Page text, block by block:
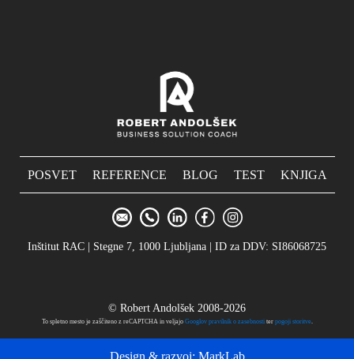
POSVET REFERENCE BLOG TEST KNJIGA
Inštitut RAC | Stegne 7, 1000 Ljubljana | ID za DDV: SI86068725
© Robert Andolšek 2008-2026
To spletno mesto je zaščiteno z reCAPTCHA in veljajo Googlov pravilnik o zasebnostiter pogoji storitve.
Design & razvoj: MarkLab